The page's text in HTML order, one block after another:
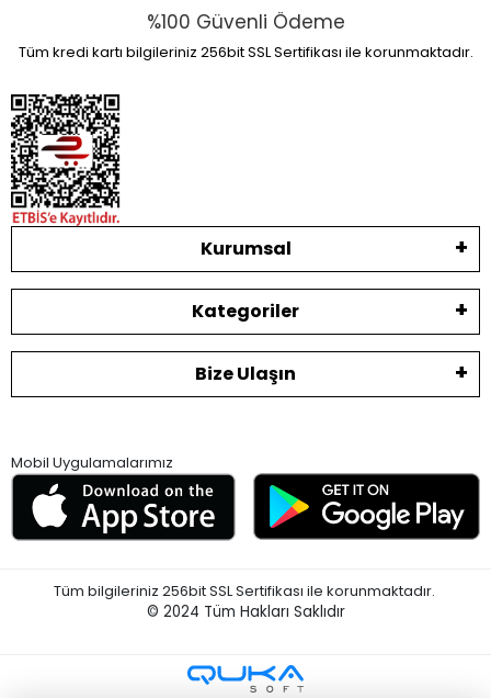
%100 Güvenli Ödeme
Tüm kredi kartı bilgileriniz 256bit SSL Sertifikası ile korunmaktadır.
Kurumsal
Kategoriler
Bize Ulaşın
Mobil Uygulamalarımız
Tüm bilgileriniz 256bit SSL Sertifikası ile korunmaktadır.
© 2024 Tüm Hakları Saklıdır